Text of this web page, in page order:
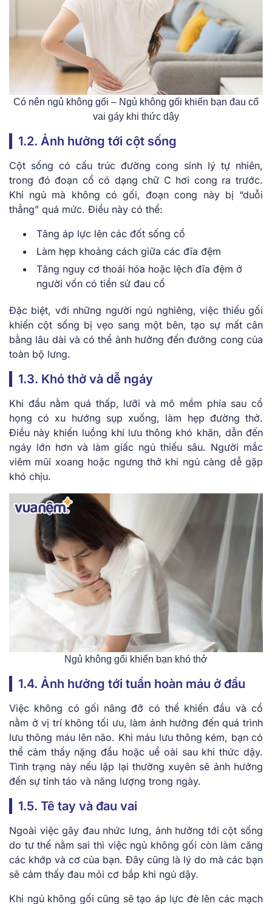
Có nên ngủ không gối – Ngủ không gối khiến bạn đau cổ
vai gáy khi thức dậy
1.2. Ảnh hưởng tới cột sống
Cột sống có cấu trúc đường cong sinh lý tự nhiên,
trong đó đoạn cổ có dạng chữ C hơi cong ra trước.
Khi ngủ mà không có gối, đoạn cong này bị “duỗi
thẳng” quá mức. Điều này có thể:
Tăng áp lực lên các đốt sống cổ
Làm hẹp khoảng cách giữa các đĩa đệm
Tăng nguy cơ thoái hóa hoặc lệch đĩa đệm ở
người vốn có tiền sử đau cổ
Đặc biệt, với những người ngủ nghiêng, việc thiếu gối
khiến cột sống bị vẹo sang một bên, tạo sự mất cân
bằng lâu dài và có thể ảnh hưởng đến đường cong của
toàn bộ lưng.
1.3. Khó thở và dễ ngáy
Khi đầu nằm quá thấp, lưỡi và mô mềm phía sau cổ
họng có xu hướng sụp xuống, làm hẹp đường thở.
Điều này khiến luồng khí lưu thông khó khăn, dẫn đến
ngáy lớn hơn và làm giấc ngủ thiếu sâu. Người mắc
viêm mũi xoang hoặc ngưng thở khi ngủ càng dễ gặp
khó chịu.
Ngủ không gối khiến bạn khó thở
1.4. Ảnh hưởng tới tuần hoàn máu ở đầu
Việc không có gối nâng đỡ có thể khiến đầu và cổ
nằm ở vị trí không tối ưu, làm ảnh hưởng đến quá trình
lưu thông máu lên não. Khi máu lưu thông kém, bạn có
thể cảm thấy nặng đầu hoặc uể oải sau khi thức dậy.
Tình trạng này nếu lặp lại thường xuyên sẽ ảnh hưởng
đến sự tỉnh táo và năng lượng trong ngày.
1.5. Tê tay và đau vai
Ngoài việc gây đau nhức lưng, ảnh hưởng tới cột sống
do tư thế nằm sai thì việc ngủ không gối còn làm căng
các khớp và cơ của bạn. Đây cũng là lý do mà các bạn
sẽ cảm thấy đau mỏi cơ bắp khi ngủ dậy.
Khi ngủ không gối cũng sẽ tạo áp lực đè lên các mạch